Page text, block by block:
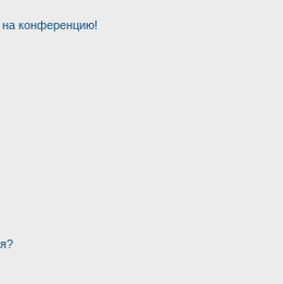
на конференцию!